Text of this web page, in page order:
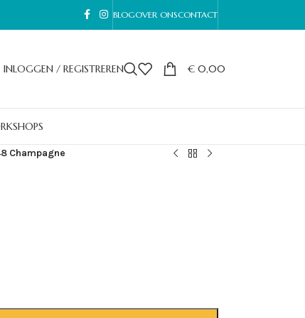
BLOGOVER ONSCONTACT
INLOGGEN / REGISTREREN € 0,00
Champagne